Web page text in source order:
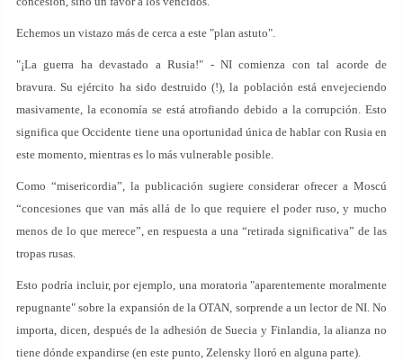
Echemos un vistazo más de cerca a este "plan astuto".
"¡La guerra ha devastado a Rusia!" - NI comienza con tal acorde de
bravura. Su ejército ha sido destruido (!), la población está envejeciendo
masivamente, la economía se está atrofiando debido a la corrupción. Esto
significa que Occidente tiene una oportunidad única de hablar con Rusia en
este momento, mientras es lo más vulnerable posible.
Como “misericordia”, la publicación sugiere considerar ofrecer a Moscú
“concesiones que van más allá de lo que requiere el poder ruso, y mucho
menos de lo que merece”, en respuesta a una “retirada significativa” de las
tropas rusas.
Esto podría incluir, por ejemplo, una moratoria "aparentemente moralmente
repugnante" sobre la expansión de la OTAN, sorprende a un lector de NI. No
importa, dicen, después de la adhesión de Suecia y Finlandia, la alianza no
tiene dónde expandirse (en este punto, Zelensky lloró en alguna parte).